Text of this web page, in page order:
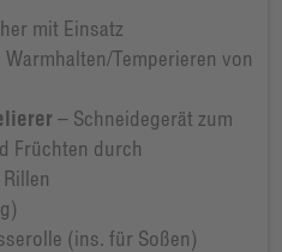
mit Einsatz
Warmhalten/Temperieren von
– Schneidegerät zum
Früchten durch
(ins. für Soßen)